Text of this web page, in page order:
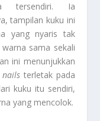
tersendiri. Ia
tampilan kuku ini
yang nyaris tak
sama sekali
ini menunjukkan
nails terletak pada
kuku itu sendiri,
yang mencolok.